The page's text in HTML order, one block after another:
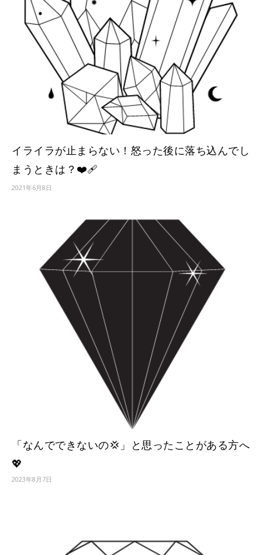
イライラが止まらない！怒った後に落ち込んでし
まうときは？❤️‍🩹
2021年6月8日
「なんでできないの💢」と思ったことがある方へ
💖
2023年8月7日